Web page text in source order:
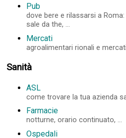
Pub
dove bere e rilassarsi a
sale da the, ...
Mercati
agroalimentari rionali e
Sanità
ASL
come trovare la tua azienda
Farmacie
notturne, orario continuato, ...
Ospedali